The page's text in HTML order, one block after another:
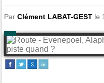
ParClément LABAT-GEST le